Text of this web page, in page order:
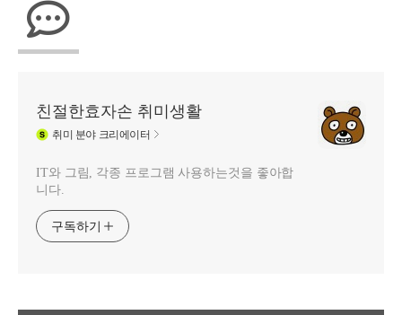
친절한효자손 취미생활
취미 분야 크리에이터
IT와 그림, 각종 프로그램 사용하는것을 좋아합
니다.
구독하기